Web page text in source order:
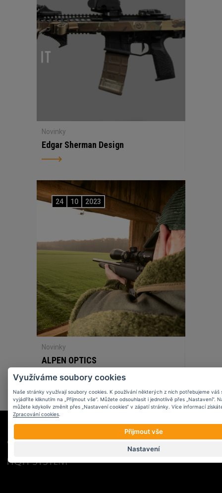
Novinky
Edgar Sherman Design
24 10 2023
Novinky
ALPEN OPTICS
Využíváme soubory cookies
Naše stránky využívají soubory cookies. K používání některých z nich potřebujeme váš
vyjádříte kliknutím na „Přijmout vše“. Můžete odsouhlasit i jednotlivě přes „Nastavení“.
můžete kdykoliv změnit přes „Nastavení cookies“ v zápatí stránky. Více informací
Zpracování cookies
Přijmout vše
Nastavení